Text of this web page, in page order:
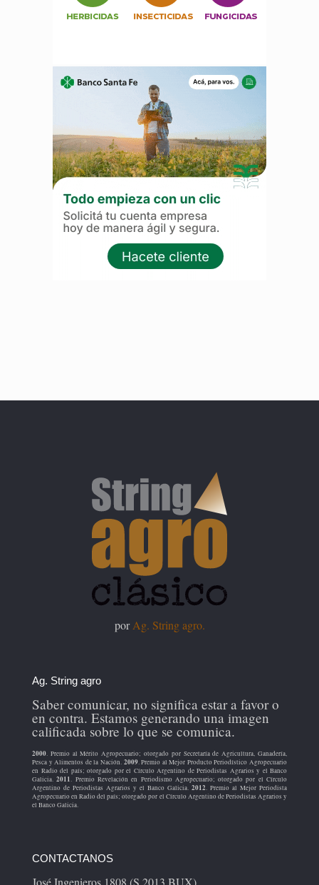
porAg. String agro.
Ag. String agro
Saber comunicar, no significa estar a favor o
en contra. Estamos generando una imagen
calificada sobre lo que se comunica.
2000. Premio al Mérito Agropecuario; otorgado por Secretaría de Agricultura, Ganadería,
Pesca y Alimentos de la Nación. 2009. Premio al Mejor Producto Periodístico Agropecuario
en Radio del país; otorgado por el Círculo Argentino de Periodistas Agrarios y el Banco
Galicia.2011. Premio Revelación en Periodismo Agropecuario; otorgado por el Círculo
Argentino de Periodistas Agrarios y el Banco Galicia. 2012. Premio al Mejor Periodista
Agropecuario en Radio del país; otorgado por el Círculo Argentino de Periodistas Agrarios y
el Banco Galicia.
CONTACTANOS